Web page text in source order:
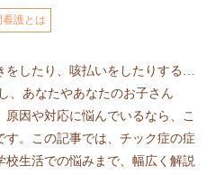
護とは
をしたり、咳払いをしたりする…
、あなたやあなたのお子さん
因や対応に悩んでいるなら、こ
。この記事では、チック症の症
生活での悩みまで、幅広く解説